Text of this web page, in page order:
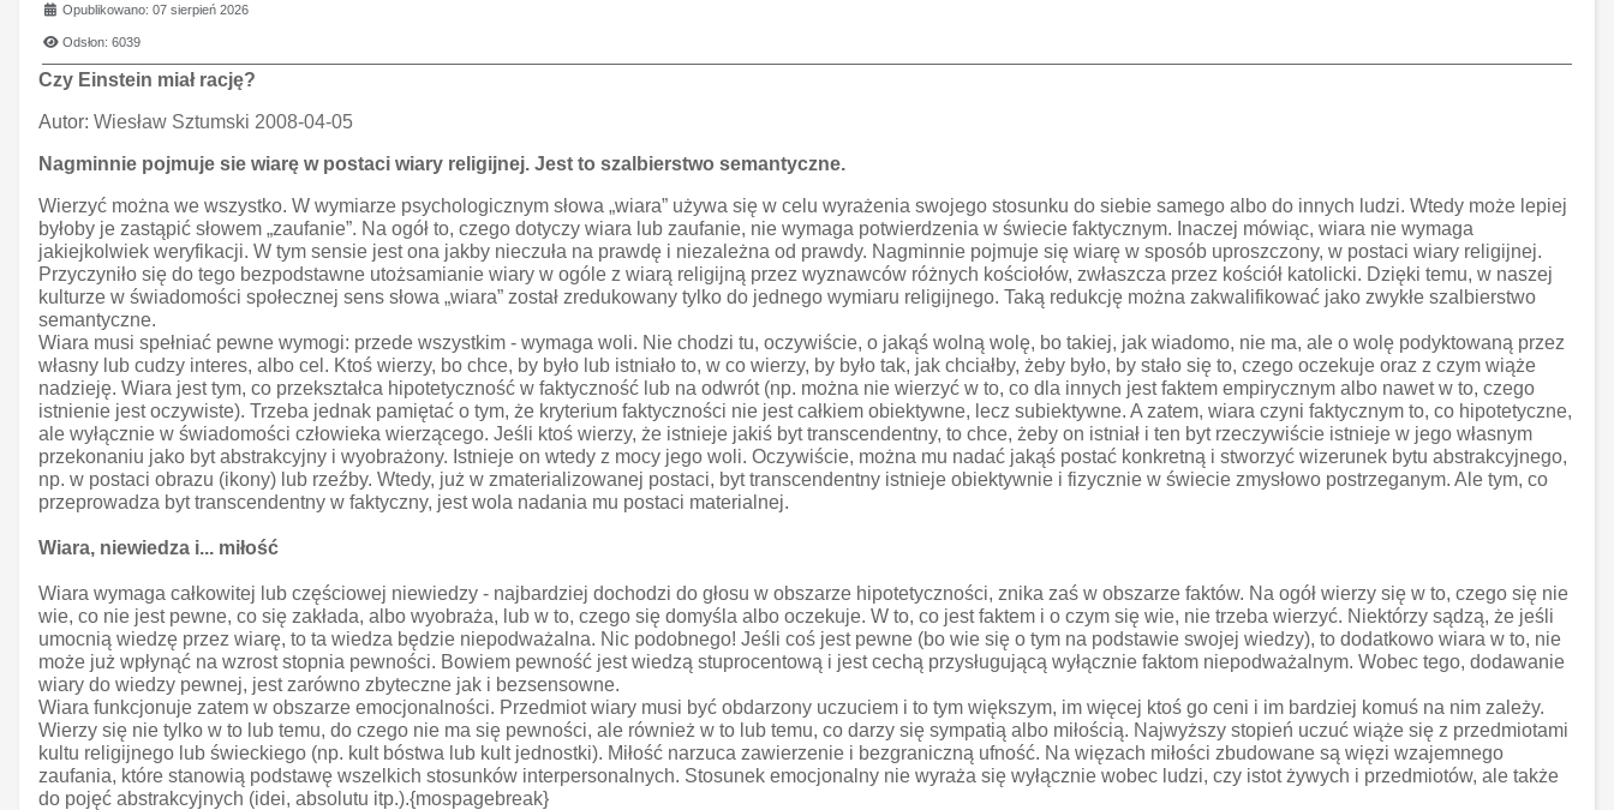
Opublikowano: 07 sierpień 2026
Odsłon: 6039
Czy Einstein miał rację?
Autor: Wiesław Sztumski 2008-04-05
Nagminnie pojmuje sie wiarę w postaci wiary religijnej. Jest to szalbierstwo semantyczne.
Wierzyć można we wszystko. W wymiarze psychologicznym słowa „wiara” używa się w celu wyrażenia swojego stosunku do siebie samego albo do innych ludzi. Wtedy może lepiej
byłoby je zastąpić słowem „zaufanie”. Na ogół to, czego dotyczy wiara lub zaufanie, nie wymaga potwierdzenia w świecie faktycznym. Inaczej mówiąc, wiara nie wymaga
jakiejkolwiek weryfikacji. W tym sensie jest ona jakby nieczuła na prawdę i niezależna od prawdy. Nagminnie pojmuje się wiarę w sposób uproszczony, w postaci wiary religijnej.
Przyczyniło się do tego bezpodstawne utożsamianie wiary w ogóle z wiarą religijną przez wyznawców różnych kościołów, zwłaszcza przez kościół katolicki. Dzięki temu, w naszej
kulturze w świadomości społecznej sens słowa „wiara” został zredukowany tylko do jednego wymiaru religijnego. Taką redukcję można zakwalifikować jako zwykłe szalbierstwo
semantyczne.
Wiara musi spełniać pewne wymogi: przede wszystkim - wymaga woli. Nie chodzi tu, oczywiście, o jakąś wolną wolę, bo takiej, jak wiadomo, nie ma, ale o wolę podyktowaną przez
własny lub cudzy interes, albo cel. Ktoś wierzy, bo chce, by było lub istniało to, w co wierzy, by było tak, jak chciałby, żeby było, by stało się to, czego oczekuje oraz z czym wiąże
nadzieję. Wiara jest tym, co przekształca hipotetyczność w faktyczność lub na odwrót (np. można nie wierzyć w to, co dla innych jest faktem empirycznym albo nawet w to, czego
istnienie jest oczywiste). Trzeba jednak pamiętać o tym, że kryterium faktyczności nie jest całkiem obiektywne, lecz subiektywne. A zatem, wiara czyni faktycznym to, co hipotetyczne,
ale wyłącznie w świadomości człowieka wierzącego. Jeśli ktoś wierzy, że istnieje jakiś byt transcendentny, to chce, żeby on istniał i ten byt rzeczywiście istnieje w jego własnym
przekonaniu jako byt abstrakcyjny i wyobrażony. Istnieje on wtedy z mocy jego woli. Oczywiście, można mu nadać jakąś postać konkretną i stworzyć wizerunek bytu abstrakcyjnego,
np. w postaci obrazu (ikony) lub rzeźby. Wtedy, już w zmaterializowanej postaci, byt transcendentny istnieje obiektywnie i fizycznie w świecie zmysłowo postrzeganym. Ale tym, co
przeprowadza byt transcendentny w faktyczny, jest wola nadania mu postaci materialnej.
Wiara, niewiedza i... miłość
Wiara wymaga całkowitej lub częściowej niewiedzy - najbardziej dochodzi do głosu w obszarze hipotetyczności, znika zaś w obszarze faktów. Na ogół wierzy się w to, czego się nie
wie, co nie jest pewne, co się zakłada, albo wyobraża, lub w to, czego się domyśla albo oczekuje. W to, co jest faktem i o czym się wie, nie trzeba wierzyć. Niektórzy sądzą, że jeśli
umocnią wiedzę przez wiarę, to ta wiedza będzie niepodważalna. Nic podobnego! Jeśli coś jest pewne (bo wie się o tym na podstawie swojej wiedzy), to dodatkowo wiara w to, nie
może już wpłynąć na wzrost stopnia pewności. Bowiem pewność jest wiedzą stuprocentową i jest cechą przysługującą wyłącznie faktom niepodważalnym. Wobec tego, dodawanie
wiary do wiedzy pewnej, jest zarówno zbyteczne jak i bezsensowne.
Wiara funkcjonuje zatem w obszarze emocjonalności. Przedmiot wiary musi być obdarzony uczuciem i to tym większym, im więcej ktoś go ceni i im bardziej komuś na nim zależy.
Wierzy się nie tylko w to lub temu, do czego nie ma się pewności, ale również w to lub temu, co darzy się sympatią albo miłością. Najwyższy stopień uczuć wiąże się z przedmiotami
kultu religijnego lub świeckiego (np. kult bóstwa lub kult jednostki). Miłość narzuca zawierzenie i bezgraniczną ufność. Na więzach miłości zbudowane są więzi wzajemnego
zaufania, które stanowią podstawę wszelkich stosunków interpersonalnych. Stosunek emocjonalny nie wyraża się wyłącznie wobec ludzi, czy istot żywych i przedmiotów, ale także
do pojęć abstrakcyjnych (idei, absolutu itp.).{mospagebreak}